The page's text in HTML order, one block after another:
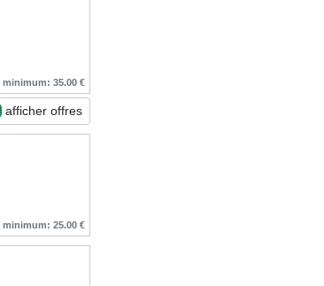
minimum: 35.00 €
afficher offres
minimum: 25.00 €